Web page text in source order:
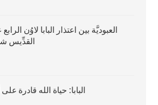
العبوديَّة بين اعتذار البابا لاوُن
القدِّيس
البابا: حياة الله قادرة على